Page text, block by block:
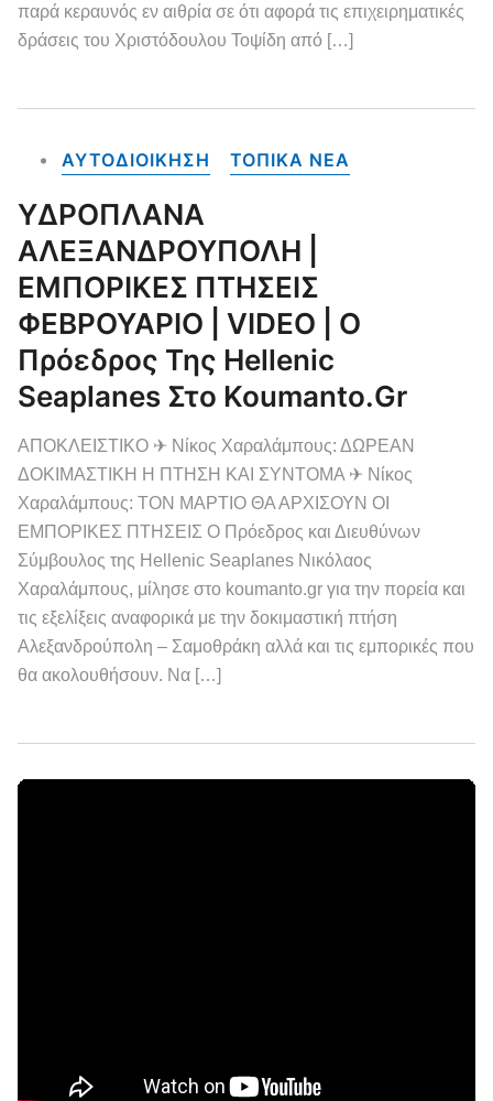
παρά κεραυνός εν αιθρία σε ότι αφορά τις επιχειρηματικές
δράσεις του Χριστόδουλου Τοψίδη από […]
ΑΥΤΟΔΙΟΙΚΗΣΗ ΤΟΠΙΚΑ NEA
ΥΔΡΟΠΛΑΝΑ
ΑΛΕΞΑΝΔΡΟΥΠΟΛΗ |
ΕΜΠΟΡΙΚΕΣ ΠΤΗΣΕΙΣ
ΦΕΒΡΟΥΑΡΙΟ | VIDEO | Ο
Πρόεδρος Της Hellenic
Seaplanes Στο Koumanto.gr
ΑΠΟΚΛΕΙΣΤΙΚΟ ✈ Νίκος Χαραλάμπους: ΔΩΡΕΑΝ
ΔΟΚΙΜΑΣΤΙΚΗ Η ΠΤΗΣΗ ΚΑΙ ΣΥΝΤΟΜΑ ✈ Νίκος
Χαραλάμπους: ΤΟΝ ΜΑΡΤΙΟ ΘΑ ΑΡΧΙΣΟΥΝ ΟΙ
ΕΜΠΟΡΙΚΕΣ ΠΤΗΣΕΙΣ Ο Πρόεδρος και Διευθύνων
Σύμβουλος της Hellenic Seaplanes Νικόλαος
Χαραλάμπους, μίλησε στο koumanto.gr για την πορεία και
τις εξελίξεις αναφορικά με την δοκιμαστική πτήση
Αλεξανδρούπολη – Σαμοθράκη αλλά και τις εμπορικές που
θα ακολουθήσουν. Να […]